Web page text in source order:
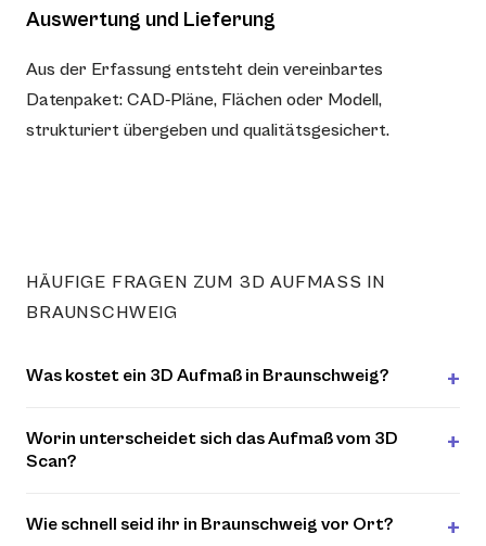
Auswertung und Lieferung
Aus der Erfassung entsteht dein vereinbartes
Datenpaket: CAD-Pläne, Flächen oder Modell,
strukturiert übergeben und qualitätsgesichert.
HÄUFIGE FRAGEN ZUM 3D AUFMASS IN B
RAUNSCHWEIG
Was kostet ein 3D Aufmaß in Braunschweig?
Worin unterscheidet sich das Aufmaß vom 3D
Scan?
Wie schnell seid ihr in Braunschweig vor Ort?